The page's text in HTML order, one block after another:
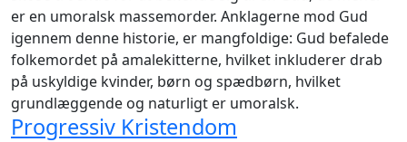
er en umoralsk massemorder. Anklagerne mod Gud
igennem denne historie, er mangfoldige: Gud befalede
folkemordet på amalekitterne, hvilket inkluderer drab
på uskyldige kvinder, børn og spædbørn, hvilket
grundlæggende og naturligt er umoralsk.
Progressiv Kristendom